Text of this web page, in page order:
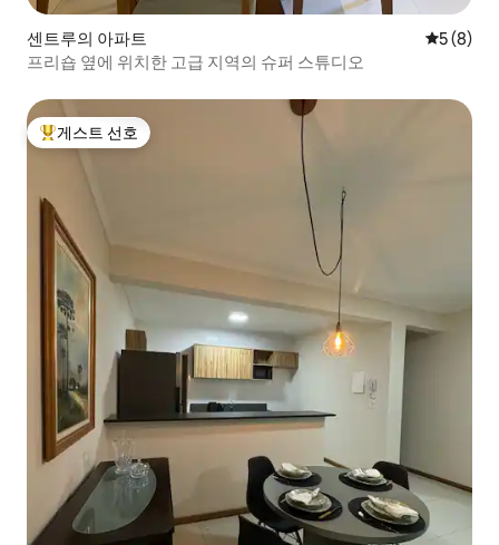
센트루의 아파트 평점 5점
5 (8)
프리숍 옆에 위치한 고급 지역의 슈퍼 스튜디오
상위 게스트 선호
게스트 선호